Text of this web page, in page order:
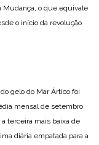
Mudança, o que equivale
o início da revolução
gelo do Mar Ártico foi
mensal de setembro
terceira mais baixa de
diária empatada para a